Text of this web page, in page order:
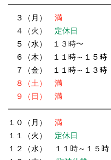
３（月）
満
４（火） 定休日
５（水）
１３時〜
６（木）
１１時～１５時
７（金）
１１時～１３時
８（土） 満
９（日）
満
１０（月） 満
１１（火） 定休日
１２（水）
１１時～１５時